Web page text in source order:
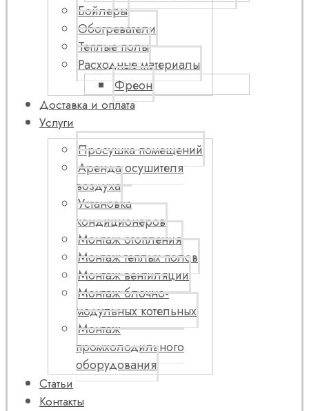
Бойлеры
Обогреватели
Теплые полы
Расходные материалы
Фреон
Доставка и оплата
Услуги
Просушка помещений
Аренда осушителя
воздуха
Установка
кондиционеров
Монтаж отопления
Монтаж теплых полов
Монтаж вентиляции
Монтаж блочно-
модульных котельных
Монтаж
промхолодильного
оборудования
Статьи
Контакты